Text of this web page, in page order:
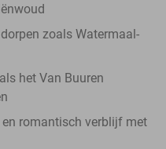
zoals Watermaal-
het Van Buuren
romantisch verblijf met